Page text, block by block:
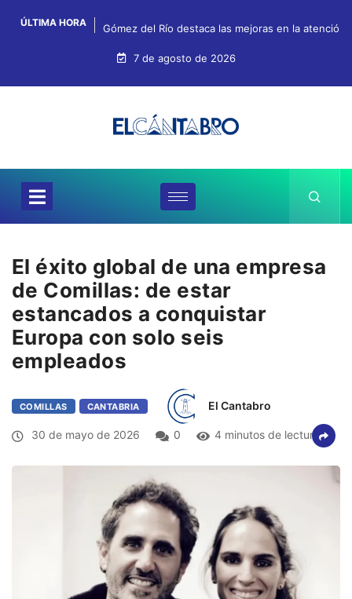
ÚLTIMA HORA Gómez del Río destaca las mejoras en la
7 de agosto de 2026
El éxito global de una empresa
de Comillas: de estar
estancados a conquistar
Europa con solo seis
empleados
COMILLAS CANTABRIA El Cantabro
30 de mayo de 2026 0 4 minutos de lectura